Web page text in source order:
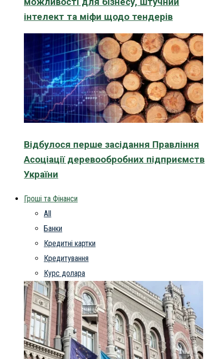
інтелект та міфи щодо тендерів
Відбулося перше засідання Правління
Асоціації деревообробних підприємств
України
Гроші та Фінанси
All
Банки
Кредитні картки
Кредитування
Курс долара